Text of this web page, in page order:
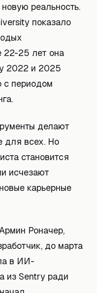
реальность.
показало
22-25 лет она
2022 и 2025
с периодом
делают
для всех. Но
становится
исчезают
карьерные
Роначер,
до марта
в ИИ-
из Sentry ради